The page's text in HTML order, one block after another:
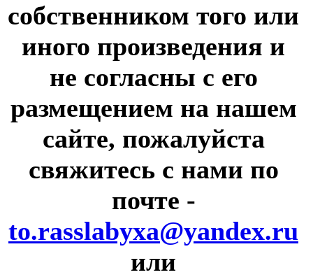
собственником того или
иного произведения и
не согласны с его
размещением на нашем
сайте, пожалуйста
свяжитесь с нами по
почте -
to.rasslabyxa@yandex.ru
или